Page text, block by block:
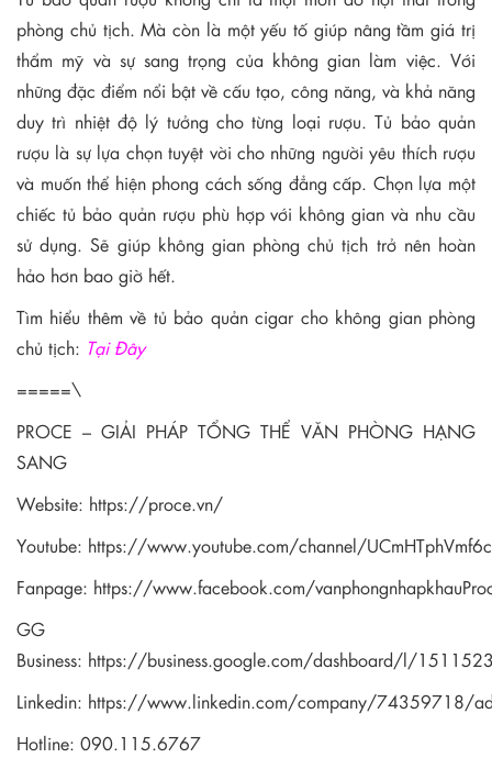
phòng chủ tịch. Mà còn là một yếu tố giúp nâng tầm giá trị
thẩm mỹ và sự sang trọng của không gian làm việc. Với
những đặc điểm nổi bật về cấu tạo, công năng, và khả năng
duy trì nhiệt độ lý tưởng cho từng loại rượu. Tủ bảo quản
rượu là sự lựa chọn tuyệt vời cho những người yêu thích rượu
và muốn thể hiện phong cách sống đẳng cấp. Chọn lựa một
chiếc tủ bảo quản rượu phù hợp với không gian và nhu cầu
sử dụng. Sẽ giúp không gian phòng chủ tịch trở nên hoàn
hảo hơn bao giờ hết.
Tìm hiểu thêm về tủ bảo quản cigar cho không gian phòng
chủ tịch: Tại Đây
=====\
PROCE – GIẢI PHÁP TỔNG THỂ VĂN PHÒNG HẠNG
SANG
Website: https://proce.vn/
Youtube: https://www.youtube.com/channel/
Fanpage: https://www.facebook.com/
GG
Business: https://business.google.com/dashboard/l/
Linkedin: https://www.linkedin.com/company/74359718/
Hotline: 090.115.6767